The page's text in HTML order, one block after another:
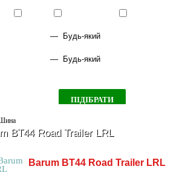
BT44 Road Trailer LRL
Barum BT44 Road Trailer LRL